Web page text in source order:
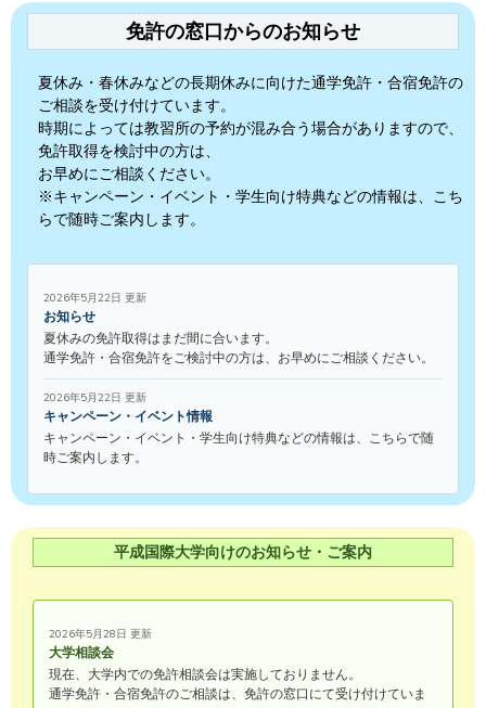
免許の窓口からのお知らせ
夏休み・春休みなどの長期休みに向けた通学免許・合宿免許の
ご相談を受け付けています。
時期によっては教習所の予約が混み合う場合がありますので、
免許取得を検討中の方は、
お早めにご相談ください。
※キャンペーン・イベント・学生向け特典などの情報は、こち
らで随時ご案内します。
2026年5月22日 更新
お知らせ
夏休みの免許取得はまだ間に合います。
通学免許・合宿免許をご検討中の方は、お早めにご相談ください。
2026年5月22日 更新
キャンペーン・イベント情報
キャンペーン・イベント・学生向け特典などの情報は、こちらで随
時ご案内します。
平成国際大学向けのお知らせ・ご案内
2026年5月28日 更新
大学相談会
現在、大学内での免許相談会は実施しておりません。
通学免許・合宿免許のご相談は、免許の窓口にて受け付けていま